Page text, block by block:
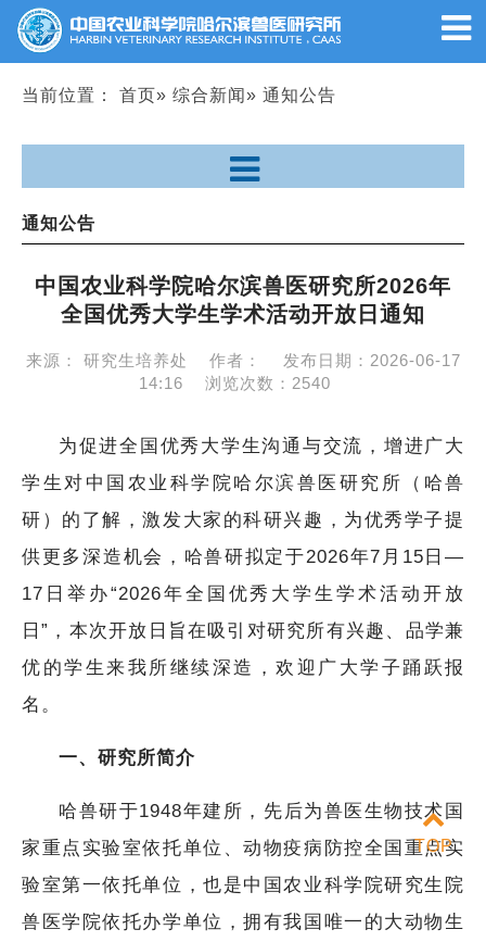
当前位置： 首页» 综合新闻» 通知公告
通知公告
中国农业科学院哈尔滨兽医研究所2026年
全国优秀大学生学术活动开放日通知
来源： 研究生培养处 作者： 发布日期： 2026-06-17
14:16
浏览次数： 2540
为促进全国优秀大学生沟通与交流，增进广大
学生对中国农业科学院哈尔滨兽医研究所（哈兽
研）的了解，激发大家的科研兴趣，为优秀学子提
供更多深造机会，哈兽研拟定于2026年7月15日—
17日举办“2026年全国优秀大学生学术活动开放
日”，本次开放日旨在吸引对研究所有兴趣、品学兼
优的学生来我所继续深造，欢迎广大学子踊跃报
名。
一、研究所简介
哈兽研于1948年建所，先后为兽医生物技术国
家重点实验室依托单位、动物疫病防控全国重点实
验室第一依托单位，也是中国农业科学院研究生院
兽医学院依托办学单位，拥有我国唯一的大动物生
TOP